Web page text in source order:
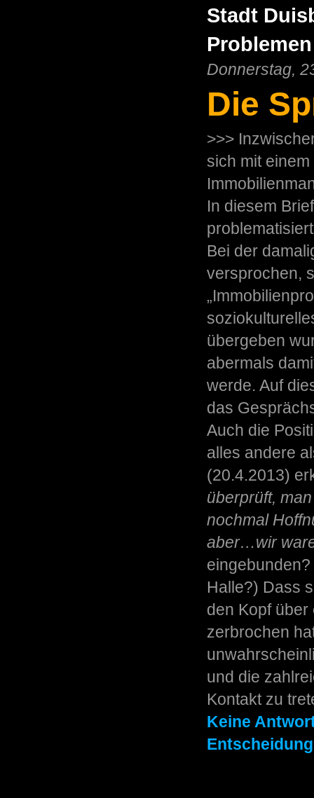
Stadt
Donnerstag,
Die
>>>
sich mit
In diesem
Bei der
versprochen,
übergeben
abermals
werde. Auf
das
Auch die
alles andere
(20.4.2013)
überprüft,
nochmal
aber…wir
Halle?) Dass
den Kopf
zerbrochen
und die
Kontakt zu
Keine